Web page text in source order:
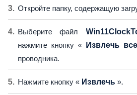
Откройте папку, содержащую
Выберите файл
нажмите кнопку «
Извлечь все
проводника.
Нажмите кнопку « Извлечь ».